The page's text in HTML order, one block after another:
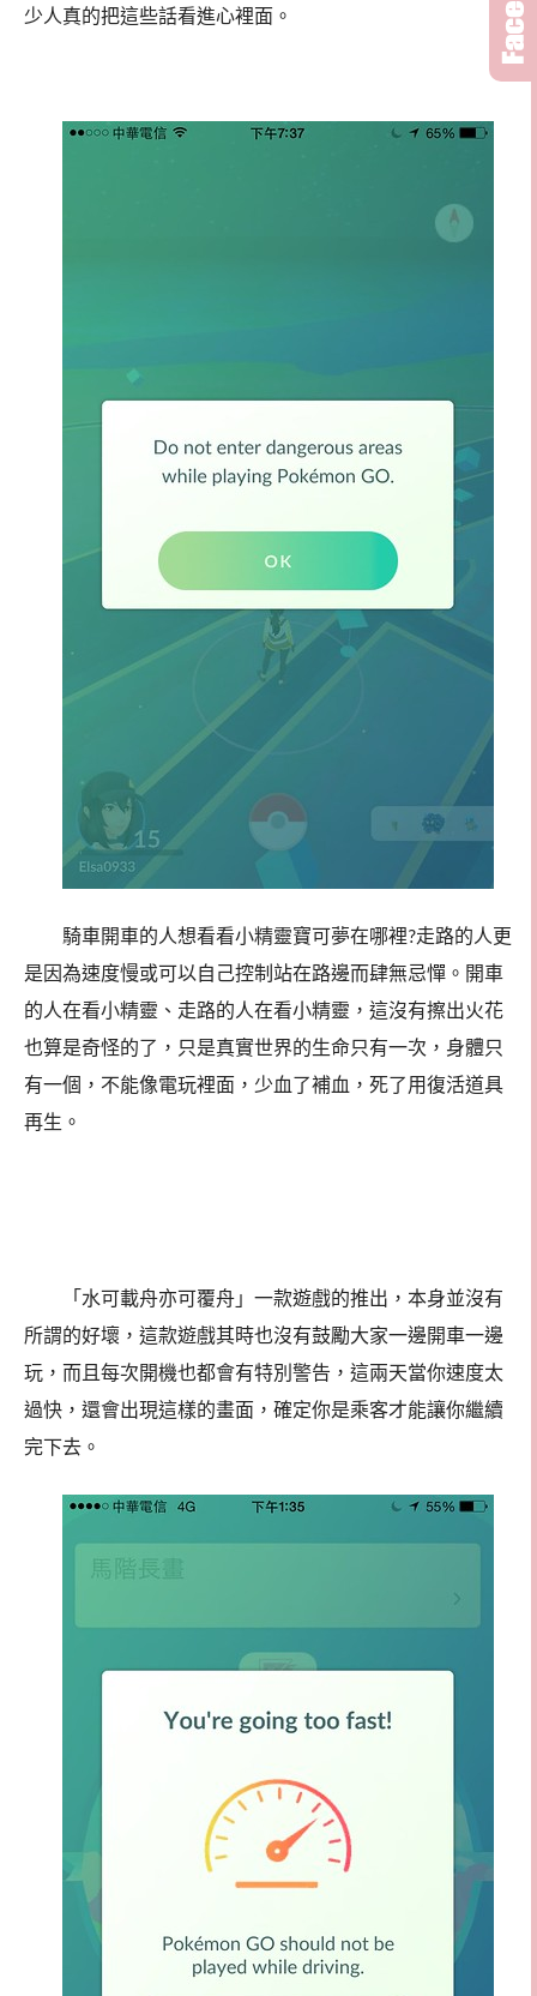
少人真的把這些話看進心裡面。
騎車開車的人想看看小精靈寶可夢在哪裡?走路的人更
是因為速度慢或可以自己控制站在路邊而肆無忌憚。開車
的人在看小精靈、走路的人在看小精靈，這沒有擦出火花
也算是奇怪的了，只是真實世界的生命只有一次，身體只
有一個，不能像電玩裡面，少血了補血，死了用復活道具
再生。
「水可載舟亦可覆舟」一款遊戲的推出，本身並沒有
所謂的好壞，這款遊戲其時也沒有鼓勵大家一邊開車一邊
玩，而且每次開機也都會有特別警告，這兩天當你速度太
過快，還會出現這樣的畫面，確定你是乘客才能讓你繼續
完下去。